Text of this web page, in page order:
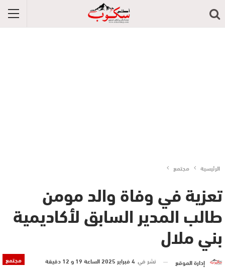
الرئيسية مجتمع
تعزية في وفاة والد مومن
طالب المدير السابق لأكاديمية
بني ملال
مجتمع إدارة الموقع نشر في 4 فبراير 2025 الساعة 19 و 12 دقيقة